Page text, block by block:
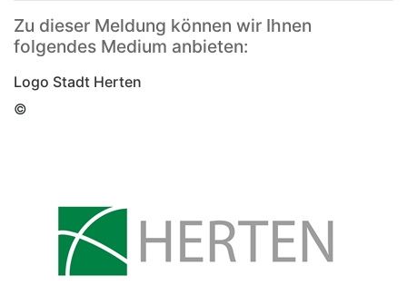
Zu dieser Meldung können wir Ihnen
folgendes Medium anbieten:
Logo Stadt Herten
©